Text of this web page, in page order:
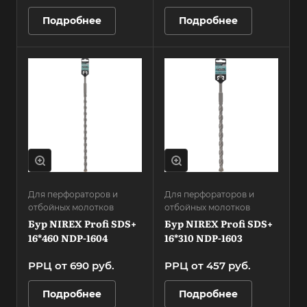
Подробнее Подробнее
Для перфораторов и
отбойных молотков
Бур NIREX Profi SDS+
16*460 NDP-1604
РРЦ от 690 руб.
Подробнее
Для перфораторов и
отбойных молотков
Бур NIREX Profi SDS+
16*310 NDP-1603
РРЦ от 457 руб.
Подробнее